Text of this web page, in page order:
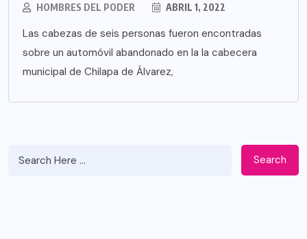
HOMBRES DEL PODER ABRIL 1, 2022
Las cabezas de seis personas fueron encontradas
sobre un automóvil abandonado en la la cabecera
municipal de Chilapa de Álvarez,
Search